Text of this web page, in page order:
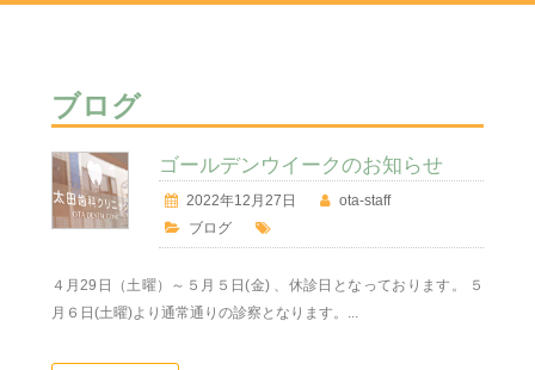
ブログ
ゴールデンウイークのお知らせ
2022年12月27日
ota-staff
ブログ
４月29日（土曜）～５月５日(金) 、休診日となっております。 ５
月６日(土曜)より通常通りの診察となります。...